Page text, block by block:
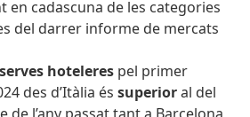
en cadascuna de les categories
del darrer informe de mercats
hoteleres pel primer
des d’Itàlia éssuperioral del